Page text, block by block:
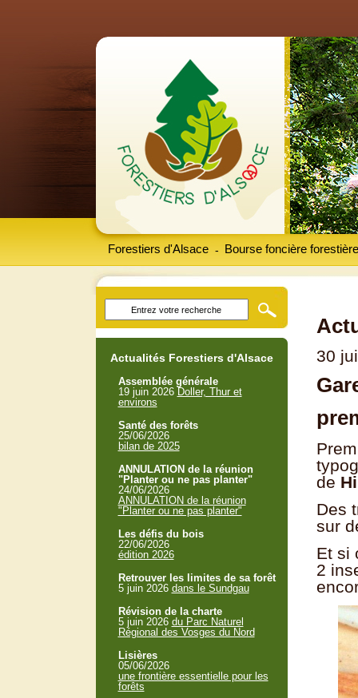
Forestiers d'Alsace Bourse foncière forestière
-
30
de
Des
sur
Et si
2
Actualités Forestiers d'Alsace
Assemblée générale
19 juin 2026 Doller, Thur et
environs
Santé des forêts
25/06/2026
bilan de 2025
ANNULATION de la réunion
"Planter ou ne pas planter"
24/06/2026
ANNULATION de la réunion
"Planter ou ne pas planter"
Les défis du bois
22/06/2026
édition 2026
Retrouver les limites de sa forêt
5 juin 2026 dans le Sundgau
Révision de la charte
5 juin 2026 du Parc Naturel
Régional des Vosges du Nord
Lisières
05/06/2026
une frontière essentielle pour les
forêts